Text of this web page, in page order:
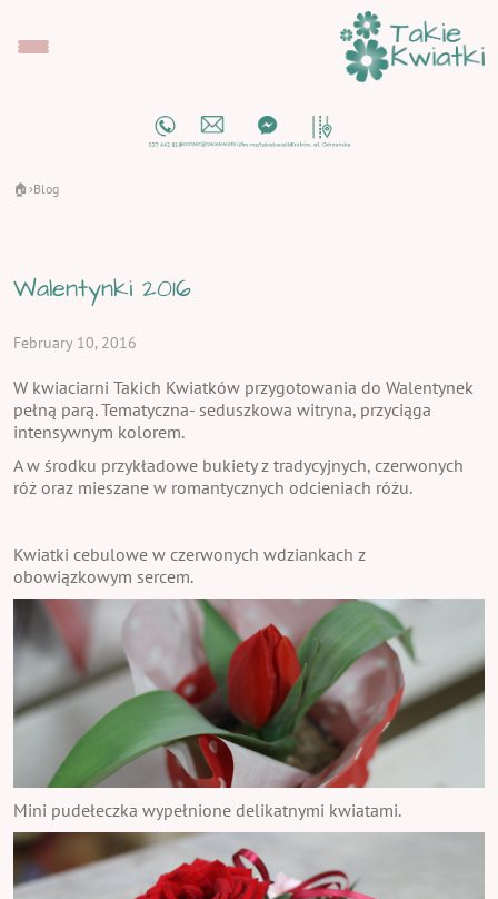
🏠 ›Blog
Walentynki 2016
February 10, 2016
W kwiaciarni Takich Kwiatków przygotowania do Walentynek
pełną parą. Tematyczna- seduszkowa witryna, przyciąga
intensywnym kolorem.
A w środku przykładowe bukiety z tradycyjnych, czerwonych
róż oraz mieszane w romantycznych odcieniach różu.
Kwiatki cebulowe w czerwonych wdziankach z
obowiązkowym sercem.
Mini pudełeczka wypełnione delikatnymi kwiatami.